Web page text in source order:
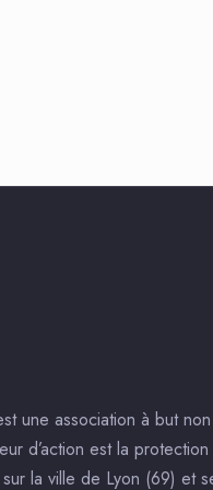
une association à but non
d’action est la protection
la ville de Lyon (69) et